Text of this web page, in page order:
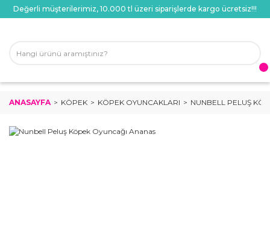
Değerli müşterilerimiz, 10.000 tl üzeri siparişlerde kargo ücretsiz!!!
ANASAYFA KÖPEK KÖPEK OYUNCAKLARI NUNBELL PELUŞ